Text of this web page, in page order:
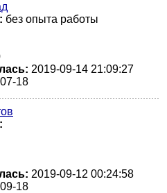
без опыта работы
2019-09-14 21:09:27
18
2019-09-12 00:24:58
18